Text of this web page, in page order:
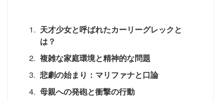
天才少女と呼ばれたカーリーグレックと
は？
複雑な家庭環境と精神的な問題
悲劇の始まり：マリファナと口論
母親への発砲と衝撃の行動